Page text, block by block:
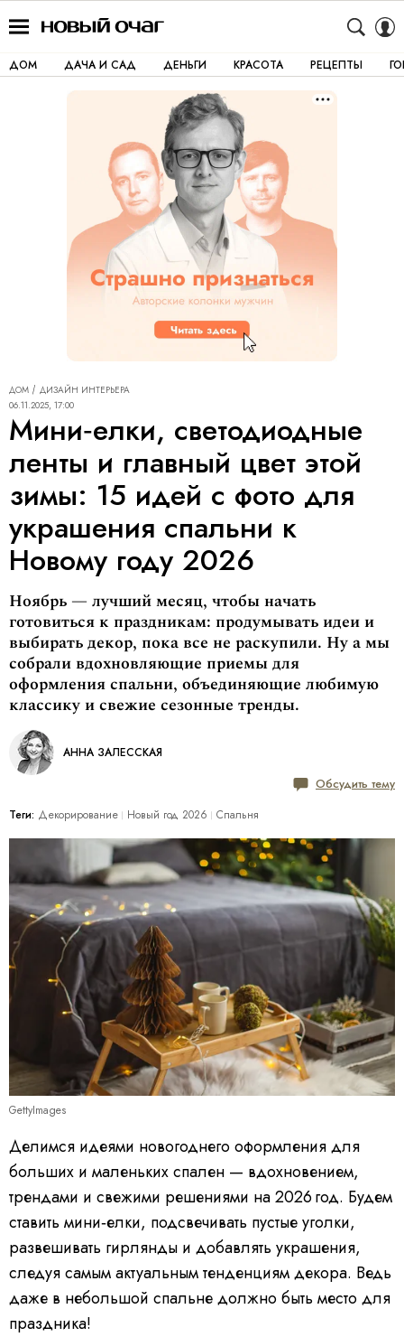
ДОМ ДАЧА И САД ДЕНЬГИ КРАСОТА РЕЦЕПТЫ
ДОМ
ДИЗАЙН ИНТЕРЬЕРА
06.11.2025, 17:00
Мини‑елки, светодиодные
ленты и главный цвет этой
зимы: 15 идей с фото для
украшения спальни к
Новому году 2026
Ноябрь — лучший месяц, чтобы начать
готовиться к праздникам: продумывать идеи и
выбирать декор, пока все не раскупили. Ну а мы
собрали вдохновляющие приемы для
оформления спальни, объединяющие любимую
классику и свежие сезонные тренды.
АННА ЗАЛЕССКАЯ
Обсудить тему
Теги: Декорирование Новый год 2026 Спальня
GettyImages
Делимся идеями новогоднего оформления для
больших и маленьких спален — вдохновением,
трендами и свежими решениями на 2026 год. Будем
ставить мини‑елки, подсвечивать пустые уголки,
развешивать гирлянды и добавлять украшения,
следуя самым актуальным тенденциям декора. Ведь
даже в небольшой спальне должно быть место для
праздника!